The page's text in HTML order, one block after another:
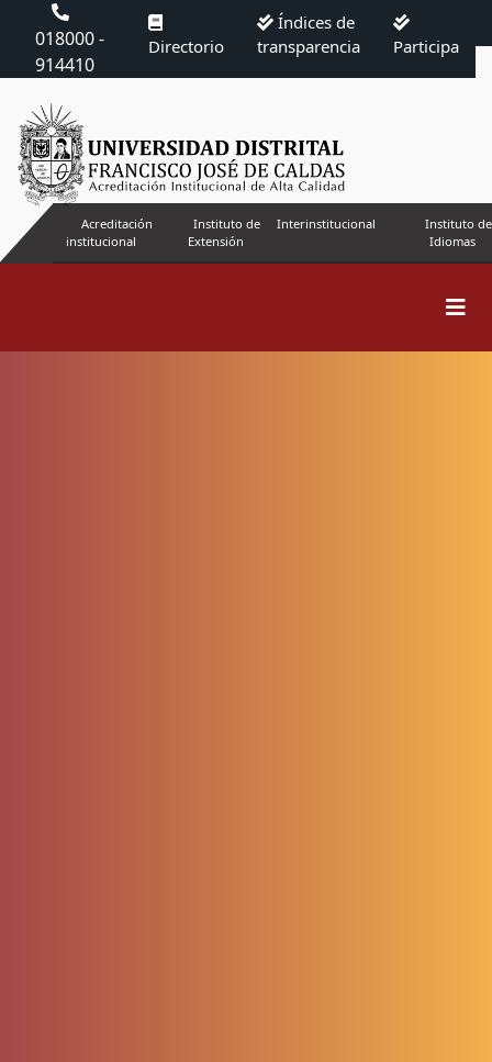
018000 -
914410
Directorio
Índices de
transparencia
Participa
Acreditación
institucional
Instituto de
Extensión
Interinstitucional
Instituto de
Idiomas